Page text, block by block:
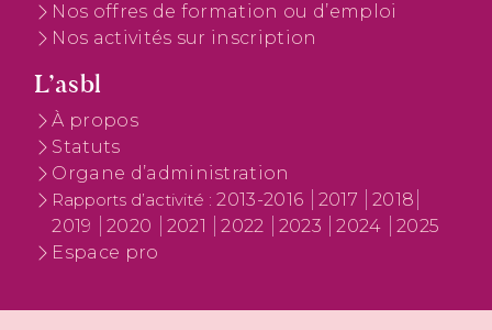
Nos offres de formation ou d’emploi
Nos activités sur inscription
L’asbl
À propos
Statuts
Organe d’administration
Rapports d’activité :2013-2016 2017
2018
2019
2020 2021 2022 2023 2024
2025
Espace pro